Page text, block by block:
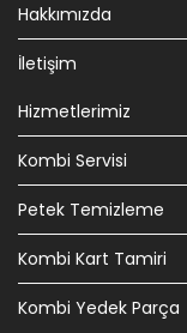
Hakkımızda
İletişim
Hizmetlerimiz
Kombi Servisi
Petek Temizleme
Kombi Kart Tamiri
Kombi Yedek Parça